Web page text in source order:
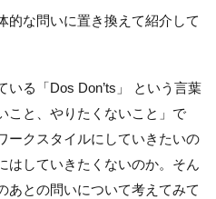
的な問いに置き換えて紹介して
いる「Dos Don’ts」 という言葉
こと、やりたくないこと」で
ークスタイルにしていきたいの
はしていきたくないのか。そん
あとの問いについて考えてみて